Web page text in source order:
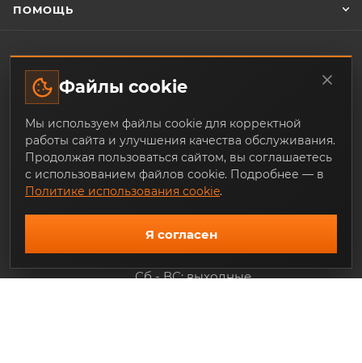
ПОМОЩЬ
ЗАКАЗАТЬ ОБРАТНЫЙ ЗВОНОК
+7 (343) 253-07-64
mail@trade-techno.ru
г. Екатеринбург, ул. Ангарская, 77-
119
Сб - ВС: выходные
Файлы cookie
Мы используем файлы cookie для корректной
работы сайта и улучшения качества обслуживания.
Продолжая пользоваться сайтом, вы соглашаетесь
с использованием файлов cookie. Подробнее — в
Политике использования cookie.
Я согласен